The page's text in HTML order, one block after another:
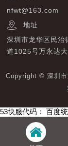
nfwt@163.com
地址
深圳市龙华区民治
道1025号万永达大
Copyright © 深圳
53快服代码： 百度